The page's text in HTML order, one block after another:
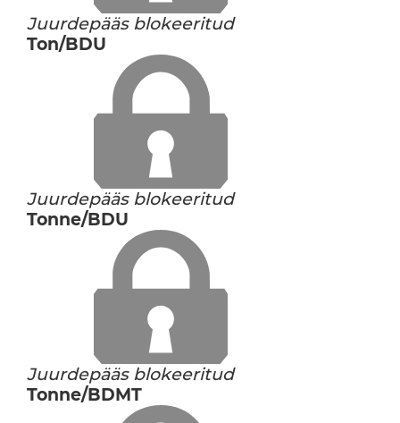
Juurdepääs blokeeritud
Ton/BDU
Juurdepääs blokeeritud
Tonne/BDU
Juurdepääs blokeeritud
Tonne/BDMT